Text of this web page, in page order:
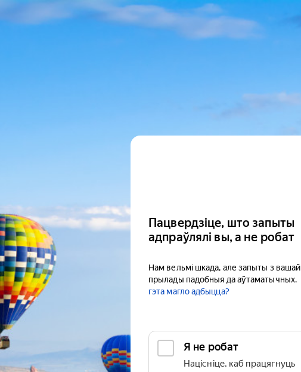
Пацвердзіце, што запыты
адпраўлялі вы, а не робат
Нам вельмі шкада, але запыты з вашай
прылады падобныя да аўтаматычных.
гэта магло адбыцца?
Я не робат
Націсніце, каб працягнуць